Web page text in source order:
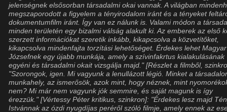
jelenségnek elsősorban társadalmi okai vannak. A világban
megszaporodott a figyelem a tényirodalom iránt és a tényeket
dokumentumfilm iránt. Így van ez nálunk is. Valami módon a
minden területén egy bizalmi válság alakult ki. Az emberek az első
szerzett információkat szeretik inkább, kikapcsolva a közvetítőket,
kikapcsolva mindenfajta torzítási lehetőséget. Érdekes lehet Magyar
Józsefnek egy újabb munkája, amely a szívinfakrtus kialakulásának
egyéni és társadalmi okait vizsgálja majd." [Részlet a filmből,
"Szorongok, igen. Mi vagyunk a lenullázott légió. Minket a
munkahely, az ismerősök, azok mint, hogy néznek, mint
nem? Mi már nem vagyunk jók semmire, és saját magunk is így
érezzük." [Vértessy Péter kritikus, szinkron]: "Érdekes lesz majd
Istvánnak az ózdi nyugdíjas peréről szóló filmje, amely ennek az